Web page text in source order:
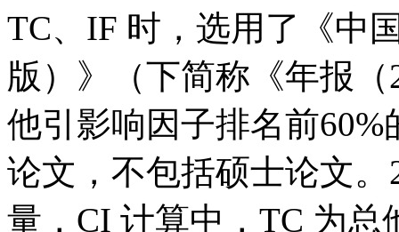
TC、IF 时，选用了《中
版）》（下简称《年报
他引影响因子排名前
论文，不包括硕士论文
量，CI 计算中，TC 为